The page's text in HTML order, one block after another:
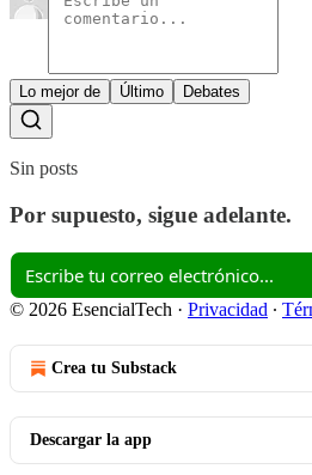
Lo mejor de Último Debates
Sin posts
Por supuesto, sigue adelante.
© 2026 EsencialTech · Privacidad ∙
Crea tu Substack
Descargar la app